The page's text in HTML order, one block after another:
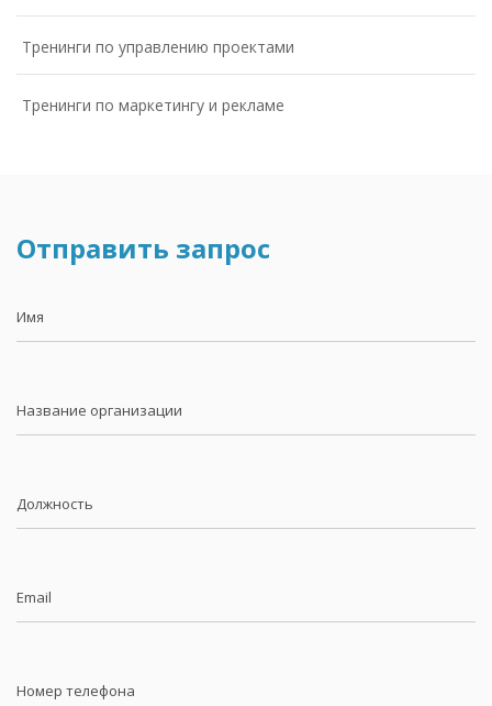
Тренинги по управлению проектами
Тренинги по маркетингу и рекламе
Отправить запрос